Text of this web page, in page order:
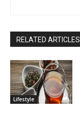
RELATED ARTICLES
Lifestyle